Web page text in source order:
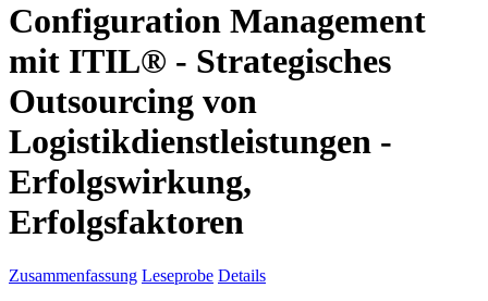
Configuration Management
mit ITIL® - Strategisches
Outsourcing von
Logistikdienstleistungen -
Erfolgswirkung,
Erfolgsfaktoren
Zusammenfassung Leseprobe Details